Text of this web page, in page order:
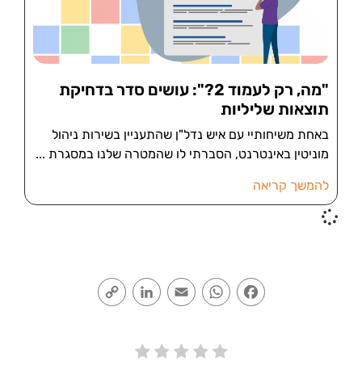
"מה, רק לעמוד 2?": עושים סדר בדחיקת
תוצאות שליליות
באחת משיחותיי עם איש נדל"ן שהתעניין בשירות ניהול
מוניטין באינטרנט, הסברתי לו שהמטרה שלנו במסגרת
להמשך קריאה
Facebook
WhatsApp
Email
LinkedIn